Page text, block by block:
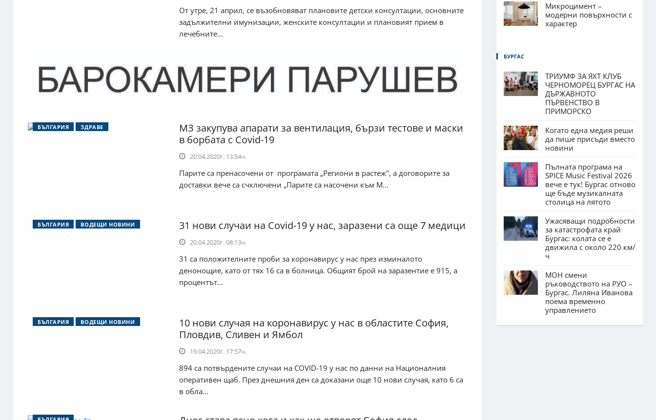
От утре, 21 април, се възобновяват плановите детски консултации, основните
задължителни имунизации, женските консултации и плановият прием в
лечебните...
БЪЛГАРИЯ ЗДРАВЕ
МЗ закупува апарати за вентилация, бързи тестове и маски
в борбата с Covid-19
20.04.2020г. 13:54ч.
Парите са пренасочени от програмата „Региони в растеж", а договорите за
доставки вече са счключени „Парите са насочени към М...
БЪЛГАРИЯ ВОДЕЩИ НОВИНИ 31 нови случаи на Covid-19 у нас, заразени са още 7 медици
20.04.2020г. 08:13ч.
31 са положителните проби за коронавирус у нас през изминалото
денонощие, като от тях 16 са в болница. Общият брой на заразентие е 915, а
процентът...
БЪЛГАРИЯ ВОДЕЩИ НОВИНИ
10 нови случая на коронавирус у нас в областите София,
Пловдив, Сливен и Ямбол
19.04.2020г. 17:57ч.
894 са потвърдените случаи на COVID-19 у нас по данни на Националния
оперативен щаб. През днешния ден са доказани още 10 нови случая, като 6 са
в обла...
Микроцимент –
модерни повърхности с
характер
БУРГАС
ТРИУМФ ЗА ЯХТ КЛУБ
ЧЕРНОМОРЕЦ БУРГАС НА
ДЪРЖАВНОТО
ПЪРВЕНСТВО В
ПРИМОРСКО
Когато една медия реши
да пише присъди вместо
новини
Пълната програма на
SPICE Music Festival 2026
вече е тук! Бургас отново
ще бъде музикалната
столица на лятото
Ужасяващи подробности
за катастрофата край
Бургас: колата се е
движила с около 220 км/
ч
МОН смени
ръководството на РУО –
Бургас. Лиляна Иванова
поема временно
управлението